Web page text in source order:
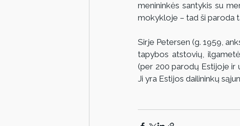
menininkės santykis su
mokykloje – tad ši paroda
Sirje Petersen (g. 1959,
tapybos atstovių,
(per 200 parodų Estijoje ir
Ji yra Estijos dailininkų